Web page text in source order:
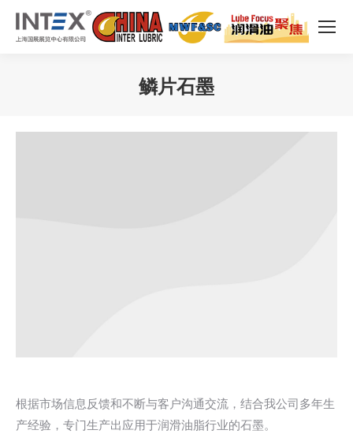
鳞片石墨
根据市场信息反馈和不断与客户沟通交流，结合我公司多年生
产经验，专门生产出应用于润滑油脂行业的石墨。